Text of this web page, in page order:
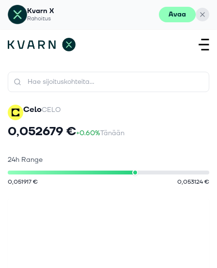
Kvarn X
Rahoitus Avaa
CeloCELO
0,052679 €+0.60%Tänään
24h Range
0,051917 € 0,053124 €